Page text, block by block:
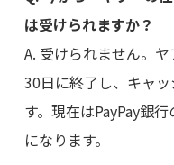
は受けられますか？
A. 受けられません。
30日に終了し、キャ
す。現在はPayPay銀
になります。